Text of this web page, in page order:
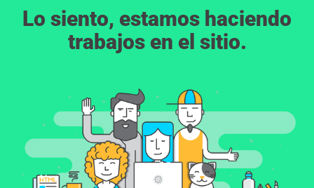
Lo siento, estamos haciendo
trabajos en el sitio.